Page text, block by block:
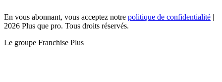
En vous abonnant, vous acceptez notre politique de confidentialité |
2026 Plus que pro. Tous droits réservés.
Le groupe Franchise Plus